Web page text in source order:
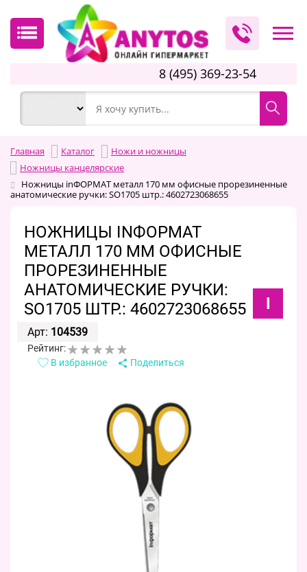
8 (495) 369-23-54
Главная Каталог
Ножи и ножницы
Ножницы канцелярские
Ножницы inФОРМАТ металл 170 мм офисные прорезиненные
анатомические ручки: SO1705 штр.: 4602723068655
НОЖНИЦЫ INФОРМАТ
МЕТАЛЛ 170 ММ ОФИСНЫЕ
ПРОРЕЗИНЕННЫЕ
АНАТОМИЧЕСКИЕ РУЧКИ:
SO1705 ШТР.: 4602723068655
I
Арт: 104539
Рейтинг:
В избранное
Поделиться